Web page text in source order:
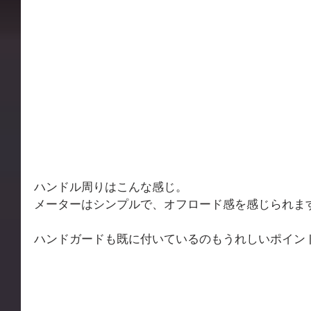
ハンドル周りはこんな感じ。
メーターはシンプルで、オフロード感を感じられま
ハンドガードも既に付いているのもうれしいポイン